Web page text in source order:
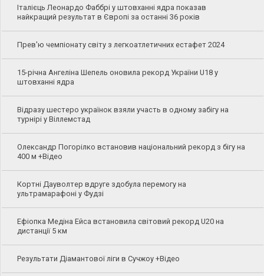
Італієць Леонардо Фаббрі у штовханні ядра показав
найкращий результат в Європі за останні 36 років
Прев'ю чемпіонату світу з легкоатлетичних естафет 2024
15-річна Ангеліна Шепель оновила рекорд України U18 у
штовханні ядра
Відразу шестеро українок взяли участь в одному забігу на
турнірі у Віллемстад
Олександр Погорілко встановив національний рекорд з бігу на
400 м +Відео
Кортні Дауволтер вдруге здобула перемогу на
ультрамарафоні у Фудзі
Ефіопка Медіна Ейса встановила світовий рекорд U20 на
дистанції 5 км
Результати Діамантової ліги в Сучжоу +Відео